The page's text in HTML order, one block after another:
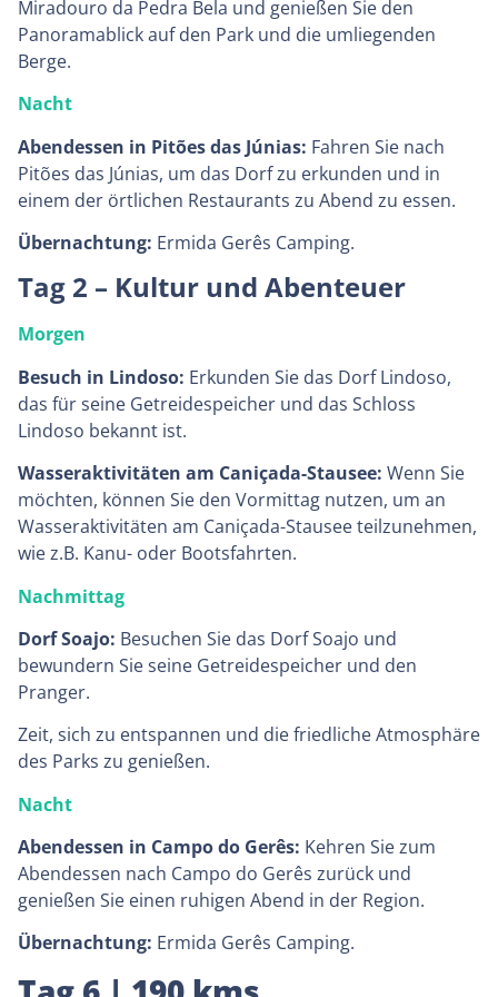
Miradouro da Pedra Bela und genießen Sie den
Panoramablick auf den Park und die umliegenden
Berge.
Nacht
Abendessen in Pitões das Júnias: Fahren Sie nach
Pitões das Júnias, um das Dorf zu erkunden und in
einem der örtlichen Restaurants zu Abend zu essen.
Übernachtung: Ermida Gerês Camping.
Tag 2 – Kultur und Abenteuer
Morgen
Besuch in Lindoso: Erkunden Sie das Dorf Lindoso,
das für seine Getreidespeicher und das Schloss
Lindoso bekannt ist.
Wasseraktivitäten am Caniçada-Stausee: Wenn Sie
möchten, können Sie den Vormittag nutzen, um an
Wasseraktivitäten am Caniçada-Stausee teilzunehmen,
wie z.B. Kanu- oder Bootsfahrten.
Nachmittag
Dorf Soajo: Besuchen Sie das Dorf Soajo und
bewundern Sie seine Getreidespeicher und den
Pranger.
Zeit, sich zu entspannen und die friedliche Atmosphäre
des Parks zu genießen.
Nacht
Abendessen in Campo do Gerês: Kehren Sie zum
Abendessen nach Campo do Gerês zurück und
genießen Sie einen ruhigen Abend in der Region.
Übernachtung: Ermida Gerês Camping.